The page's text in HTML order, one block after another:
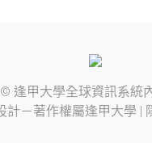
逢甲大學全球資訊系統
計－著作權屬逢甲大學